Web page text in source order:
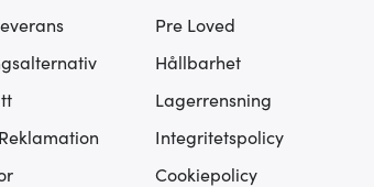
Pre Loved
Hållbarhet
Lagerrensning
Integritetspolicy
Cookiepolicy